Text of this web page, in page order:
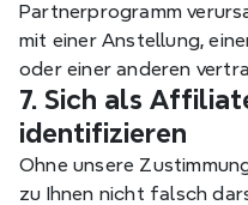
Partnerprogramm
mit einer Anstellung,
oder einer anderen
7. Sich als
identifizieren
Ohne unsere
zu Ihnen nicht falsch